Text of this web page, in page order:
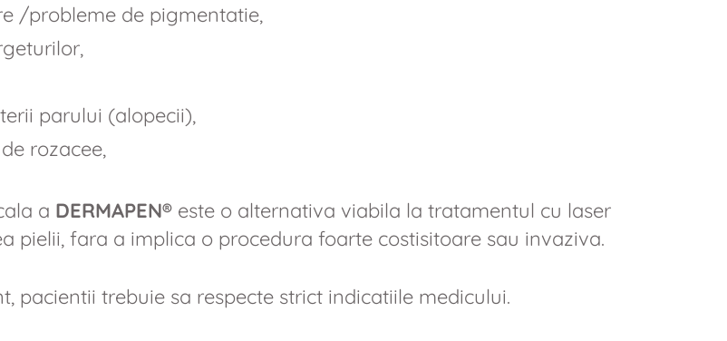
/probleme de pigmentatie,
parului (alopecii),
rozacee,
a DERMAPEN®este o alternativa viabila la tratamentul cu laser
pielii, fara a implica o procedura foarte costisitoare sau invaziva.
pacientii trebuie sa respecte strict indicatiile medicului.